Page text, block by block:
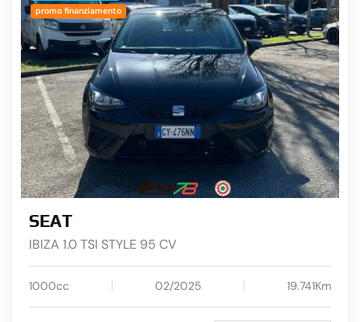
promo finanziamento
SEAT
IBIZA 1.0 TSI STYLE 95 CV
1000cc 02/2025 19.741Km